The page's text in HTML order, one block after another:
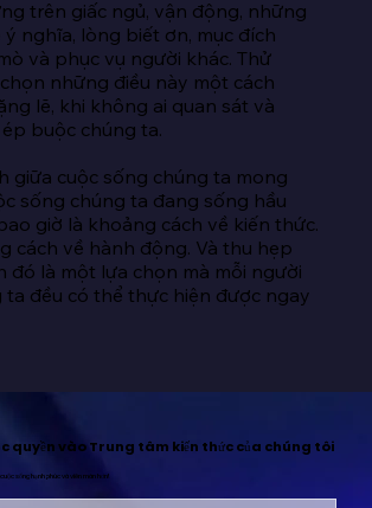
trên giấc ngủ, vận động, những
ý nghĩa, lòng biết ơn, mục đích
và phục vụ người khác. Thử
những điều này một cách
lẽ, khi không ai quan sát và
buộc chúng ta.
giữa cuộc sống chúng ta mong
sống chúng ta đang sống hầu
giờ là khoảng cách về kiến thức.
cách về hành động. Và thu hẹp
đó là một lựa chọn mà mỗi người
đều có thể thực hiện được ngay
quyền vào Trung tâm kiến thức của chúng tôi
sống hạnh phúc và viên mãn hơn!